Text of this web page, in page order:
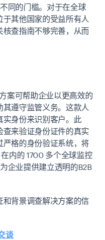
同的门槛。对于在全球
其他国家的受益所有人
查指南不够完善，从而
案可帮助企业以更高效的
遵守监管义务。这款人
实身份来识别客户。此
来验证身份证件的真实
严格的身份验证系统，将
内的 1700 多个全球监控
企业提供建立透明的B2B
和背景调查解决方案的信
谈